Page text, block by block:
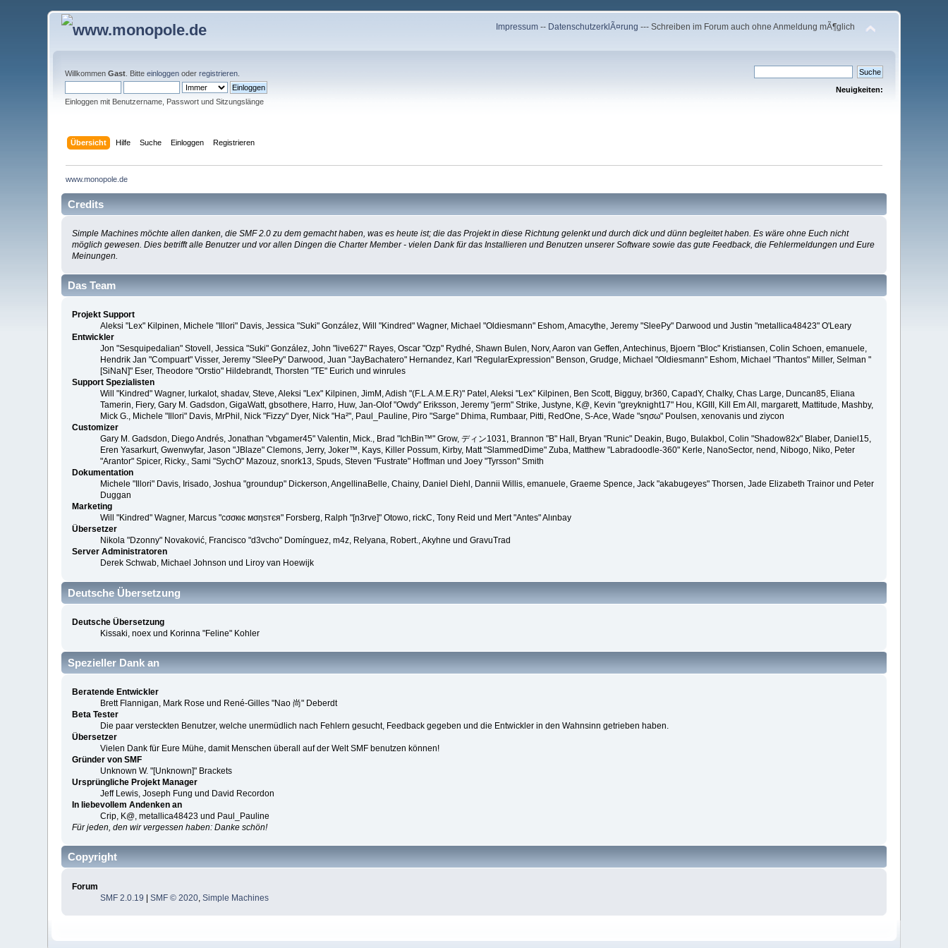
Impressum -- DatenschutzerklÃ¤rung --- Schreiben im Forum auch ohne Anmeldung mÃ¶glich
WillkommenGast . Bitteeinloggen oderregistrieren
Einloggen mit Benutzername, Passwort und Sitzungslänge
Neuigkeiten:
Übersicht Hilfe Suche Einloggen Registrieren
www.monopole.de
Credits
Simple Machines möchte allen danken, die SMF 2.0 zu dem gemacht haben, was es heute ist; die das Projekt in diese Richtung gelenkt und durch dick und dünn begleitet haben. Es wäre ohne Euch nicht
möglich gewesen. Dies betrifft alle Benutzer und vor allen Dingen die Charter Member - vielen Dank für das Installieren und Benutzen unserer Software sowie das gute Feedback, die Fehlermeldungen und Eure
Meinungen.
Das Team
Projekt Support
Aleksi "Lex" Kilpinen, Michele "Illori" Davis, Jessica "Suki" González, Will "Kindred" Wagner, Michael "Oldiesmann" Eshom, Amacythe, Jeremy "SleePy" Darwood und Justin "metallica48423" O'Leary
Entwickler
Jon "Sesquipedalian" Stovell, Jessica "Suki" González, John "live627" Rayes, Oscar "Ozp" Rydhé, Shawn Bulen, Norv, Aaron van Geffen, Antechinus, Bjoern "Bloc" Kristiansen, Colin Schoen, emanuele,
Hendrik Jan "Compuart" Visser, Jeremy "SleePy" Darwood, Juan "JayBachatero" Hernandez, Karl "RegularExpression" Benson, Grudge, Michael "Oldiesmann" Eshom, Michael "Thantos" Miller, Selman "
[SiNaN]" Eser, Theodore "Orstio" Hildebrandt, Thorsten "TE" Eurich und winrules
Support Spezialisten
Will "Kindred" Wagner, lurkalot, shadav, Steve, Aleksi "Lex" Kilpinen, JimM, Adish "(F.L.A.M.E.R)" Patel, Aleksi "Lex" Kilpinen, Ben Scott, Bigguy, br360, CapadY, Chalky, Chas Large, Duncan85, Eliana
Tamerin, Fiery, Gary M. Gadsdon, GigaWatt, gbsothere, Harro, Huw, Jan-Olof "Owdy" Eriksson, Jeremy "jerm" Strike, Justyne, K@, Kevin "greyknight17" Hou, KGIII, Kill Em All, margarett, Mattitude, Mashby,
Mick G., Michele "Illori" Davis, MrPhil, Nick "Fizzy" Dyer, Nick "Ha²", Paul_Pauline, Piro "Sarge" Dhima, Rumbaar, Pitti, RedOne, S-Ace, Wade "sησω" Poulsen, xenovanis und ziycon
Customizer
Gary M. Gadsdon, Diego Andrés, Jonathan "vbgamer45" Valentin, Mick., Brad "IchBin™" Grow, ディン1031, Brannon "B" Hall, Bryan "Runic" Deakin, Bugo, Bulakbol, Colin "Shadow82x" Blaber, Daniel15,
Eren Yasarkurt, Gwenwyfar, Jason "JBlaze" Clemons, Jerry, Joker™, Kays, Killer Possum, Kirby, Matt "SlammedDime" Zuba, Matthew "Labradoodle-360" Kerle, NanoSector, nend, Nibogo, Niko, Peter
"Arantor" Spicer, Ricky., Sami "SychO" Mazouz, snork13, Spuds, Steven "Fustrate" Hoffman und Joey "Tyrsson" Smith
Dokumentation
Michele "Illori" Davis, Irisado, Joshua "groundup" Dickerson, AngellinaBelle, Chainy, Daniel Diehl, Dannii Willis, emanuele, Graeme Spence, Jack "akabugeyes" Thorsen, Jade Elizabeth Trainor und Peter
Duggan
Marketing
Will "Kindred" Wagner, Marcus "cσσкιє мσηѕтєя" Forsberg, Ralph "[n3rve]" Otowo, rickC, Tony Reid und Mert "Antes" Alınbay
Übersetzer
Nikola "Dzonny" Novaković, Francisco "d3vcho" Domínguez, m4z, Relyana, Robert., Akyhne und GravuTrad
Server Administratoren
Derek Schwab, Michael Johnson und Liroy van Hoewijk
Deutsche Übersetzung
Deutsche Übersetzung
Kissaki, noex und Korinna "Feline" Kohler
Spezieller Dank an
Beratende Entwickler
Brett Flannigan, Mark Rose und René-Gilles "Nao 尚" Deberdt
Beta Tester
Die paar versteckten Benutzer, welche unermüdlich nach Fehlern gesucht, Feedback gegeben und die Entwickler in den Wahnsinn getrieben haben.
Übersetzer
Vielen Dank für Eure Mühe, damit Menschen überall auf der Welt SMF benutzen können!
Gründer von SMF
Unknown W. "[Unknown]" Brackets
Ursprüngliche Projekt Manager
Jeff Lewis, Joseph Fung und David Recordon
In liebevollem Andenken an
Crip, K@, metallica48423 und Paul_Pauline
Für jeden, den wir vergessen haben: Danke schön!
Copyright
Forum
SMF 2.0.19 |SMF © 2020 ,Simple Machines